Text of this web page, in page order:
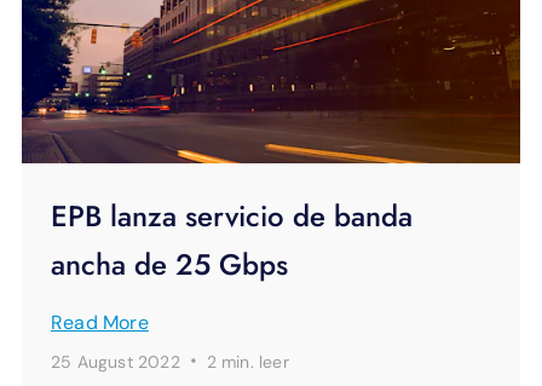
EPB lanza servicio de banda
ancha de 25 Gbps
Read More
25 August 2022 · 2 min. leer